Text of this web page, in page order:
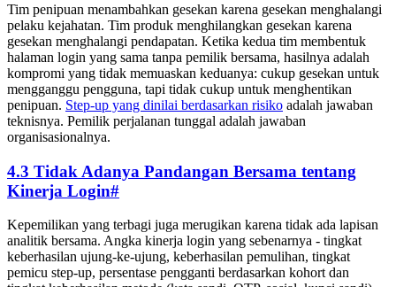
Tim penipuan menambahkan gesekan karena gesekan menghalangi
pelaku kejahatan. Tim produk menghilangkan gesekan karena
gesekan menghalangi pendapatan. Ketika kedua tim membentuk
halaman login yang sama tanpa pemilik bersama, hasilnya adalah
kompromi yang tidak memuaskan keduanya: cukup gesekan untuk
mengganggu pengguna, tapi tidak cukup untuk menghentikan
penipuan. Step-up yang dinilai berdasarkan risiko adalah jawaban
teknisnya. Pemilik perjalanan tunggal adalah jawaban
organisasionalnya.
4.3 Tidak Adanya Pandangan Bersama tentang
Kinerja Login#
Kepemilikan yang terbagi juga merugikan karena tidak ada lapisan
analitik bersama. Angka kinerja login yang sebenarnya - tingkat
keberhasilan ujung-ke-ujung, keberhasilan pemulihan, tingkat
pemicu step-up, persentase pengganti berdasarkan kohort dan